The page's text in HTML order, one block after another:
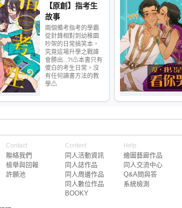
【原創】指考生
故事
兩個備考指考的學霸
從針鋒相對到幼稚園
吵架的日常搞笑本，
究竟這場升學之戰誰
會勝出...?!⚠本書只有
傻白的考生日常，沒
有任何讀書方法的教
學⚠
Contact
聯絡我們
檢舉與回報
許願池
Content
同人活動資訊
同人誌作品
同人周邊作品
同人數位作品
BOOKY
Help
繪圖藝廊作品
同人交流中心
Q&A問與答
系統檢測